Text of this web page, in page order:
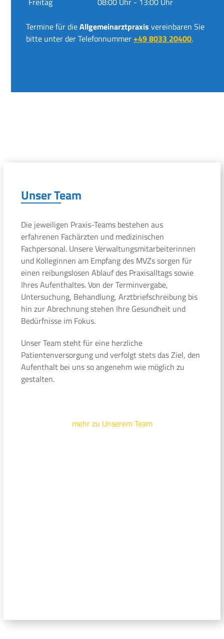
Termine für dieAllgemeinarztpraxis vereinbaren Sie
bitte unter der Telefonnummer+49 8033 20400.
Unser Team
Die jeweiligen Praxis-Teams bestehen aus
erfahrenen Fachärzten und medizinischen
Fachpersonal. Unsere Verwaltungsmitarbeiterinnen
und Kolleginnen am Empfang des MVZs sorgen für
einen reibungslosen Ablauf des Praxisalltags sowie
Ihres Aufenthaltes. Von der Terminvergabe,
Untersuchung, Behandlung, Arztbriefschreibung bis
hin zur Abrechnung stehen Ihre Gesundheit und
Bedürfnisse im Fokus.
Unser Team steht für eine herzliche
Patientenversorgung und verfolgt stets das Ziel, den
Aufenthalt bei uns so angenehm wie möglich zu
gestalten.
mehr zu Unserem Team